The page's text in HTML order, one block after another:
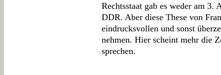
Rechtsstaat gab es weder am
DDR. Aber diese These von
eindrucksvollen und sonst
nehmen. Hier scheint mehr die
sprechen.